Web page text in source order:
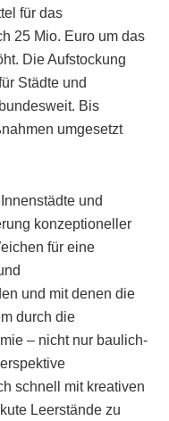
für das
25 Mio. Euro um das
Die Aufstockung
Städte und
Bis
umgesetzt
und
konzeptioneller
für eine
und mit denen die
durch die
– nicht nur baulich-
schnell mit kreativen
Leerstände zu